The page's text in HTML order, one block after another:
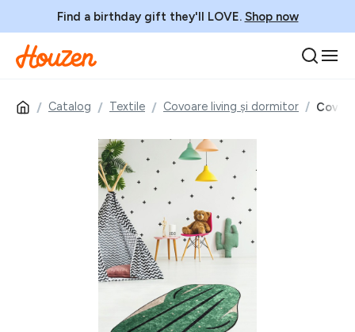
Find a birthday gift they'll LOVE. Shop now
Catalog Textile Covoare living și dormitor